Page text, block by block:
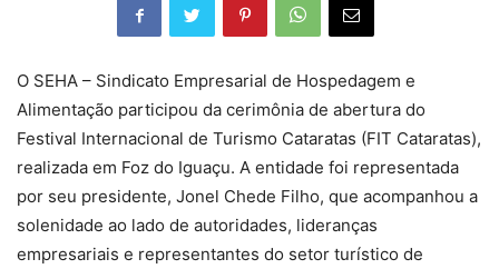
O SEHA – Sindicato Empresarial de Hospedagem e
Alimentação participou da cerimônia de abertura do
Festival Internacional de Turismo Cataratas (FIT Cataratas),
realizada em Foz do Iguaçu. A entidade foi representada
por seu presidente, Jonel Chede Filho, que acompanhou a
solenidade ao lado de autoridades, lideranças
empresariais e representantes do setor turístico de